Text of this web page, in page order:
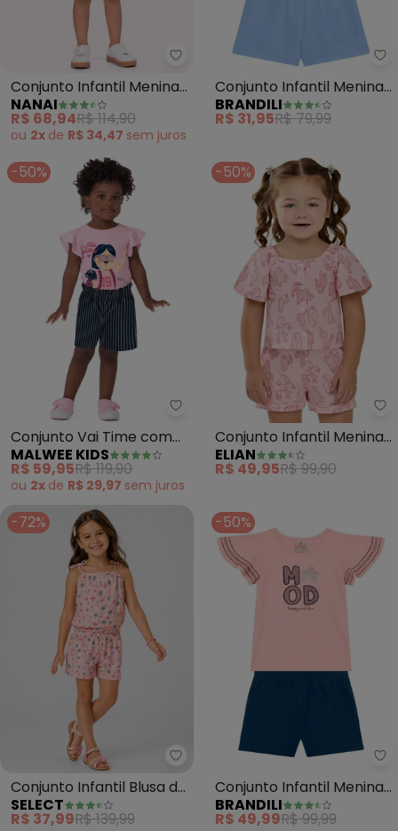
Nanai - Conjunto Infantil
Conjunto Infantil Menina
Estampa (Rosa)
NANAI
R$ 68,94R$ 114,90
ou 2x de R$ 34,47 sem juros
Conjunto Infantil Menina
de Ursinho (Rosa)
BRANDILI
R$ 31,95R$ 79,99
-50%
Malwee Kids - Conjunto Vai
Conjunto Vai Time com
Bordado (Rosa Claro)
MALWEE KIDS
R$ 59,95R$ 119,90
ou 2x de R$ 29,97 sem juros
-50%
Conjunto Infantil Menina
Cactos (Rosa)
ELIAN
R$ 49,95R$ 99,90
-72%
Select - Conjunto Infantil Blusa
Conjunto Infantil Blusa de
Alça e Short (Rosa)
SELECT
R$ 37,99R$ 139,99
-50%
Conjunto Infantil Menina
Brilhante (Rosa)
BRANDILI
R$ 49,99R$ 99,99